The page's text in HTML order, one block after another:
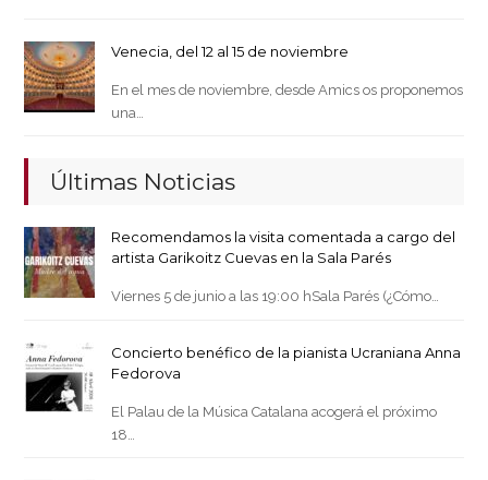
Venecia, del 12 al 15 de noviembre
En el mes de noviembre, desde Amics os proponemos
una…
Últimas Noticias
Recomendamos la visita comentada a cargo del
artista Garikoitz Cuevas en la Sala Parés
Viernes 5 de junio a las 19:00 hSala Parés (¿Cómo…
Concierto benéfico de la pianista Ucraniana Anna
Fedorova
El Palau de la Música Catalana acogerá el próximo
18…